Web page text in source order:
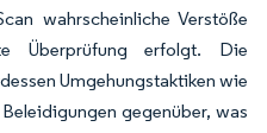
wahrscheinliche Verstöße
Überprüfung erfolgt. Die
Umgehungstaktiken wie
gegenüber, was